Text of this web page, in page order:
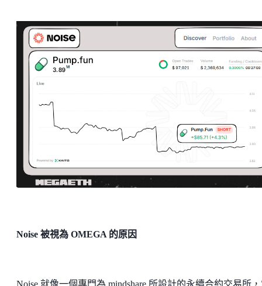
Noise 被視為 OMEGA 的原因